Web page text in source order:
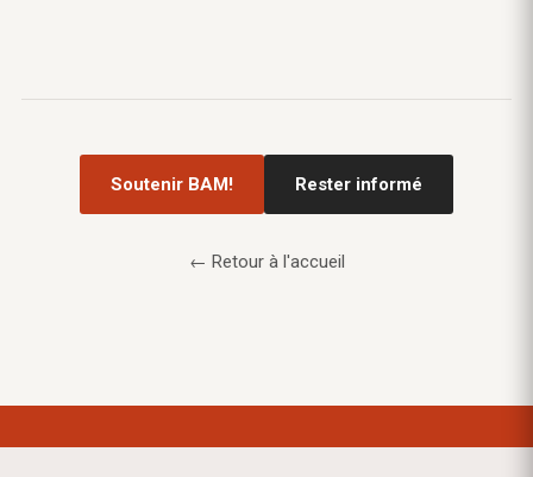
Soutenir BAM! Rester informé
← Retour à l'accueil